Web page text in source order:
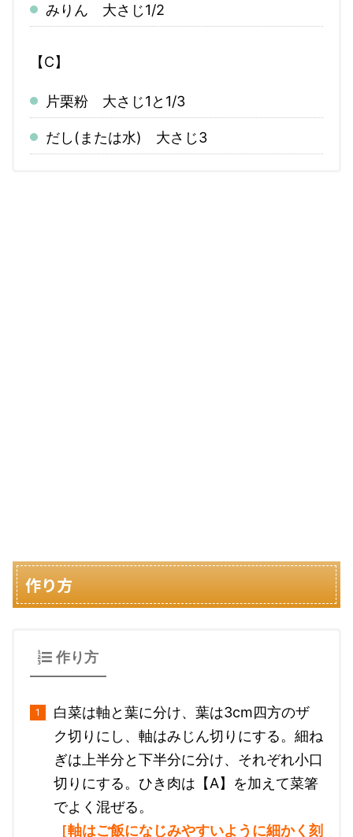
みりん 大さじ1/2
【C】
片栗粉 大さじ1と1/3
だし(または水) 大さじ3
作り方
作り方
白菜は軸と葉に分け、葉は3cm四方のザ
ク切りにし、軸はみじん切りにする。細ね
ぎは上半分と下半分に分け、それぞれ小口
切りにする。ひき肉は【A】を加えて菜箸
でよく混ぜる。
［軸はご飯になじみやすいように細かく刻